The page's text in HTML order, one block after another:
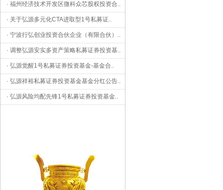
· 福州经济技术开发区微科众芯股权投资合..
· 关于弘源多元化CTA进取型1号私募证..
· 宁波行弘创业投资合伙企业（有限合伙） ..
· 调整弘源安实多资产策略私募证券投资基..
· 弘源觉醒1号私募证券投资基金-基金合..
· 弘源祥裕私募证券投资基金基金分红公告..
· 弘源风险均配先锋1号私募证券投资基金..